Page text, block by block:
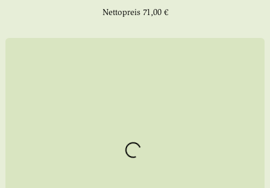
Nettopreis 71,00 €